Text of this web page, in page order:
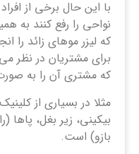
با این حال برخی از
نواحی را رفع کنند به
که لیزر موهای زائد را
برای مشتریان در نظر
که مشتری آن را به
مثلا در بسیاری از
بیکینی، زیر بغل،
بازو) است.